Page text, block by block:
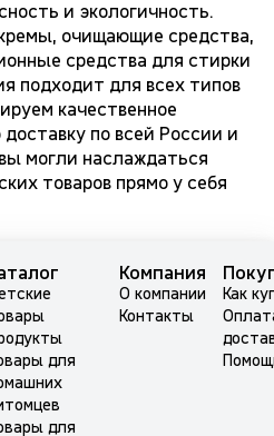
и экологичность.
очищающие средства,
средства для стирки
подходит для всех типов
качественное
по всей России и
могли наслаждаться
товаров прямо у себя
для
для
Компания
О компании
Контакты
Как